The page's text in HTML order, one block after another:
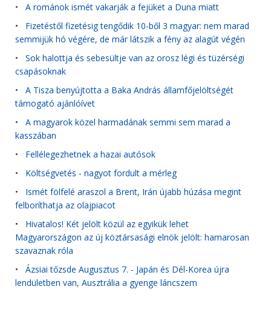
• A románok ismét vakarják a fejüket a Duna miatt
• Fizetéstől fizetésig tengődik 10-ből 3 magyar: nem marad
semmijük hó végére, de már látszik a fény az alagút végén
• Sok halottja és sebesültje van az orosz légi és tüzérségi
csapásoknak
• A Tisza benyújtotta a Baka András államfőjelöltségét
támogató ajánlóívet
• A magyarok közel harmadának semmi sem marad a
kasszában
• Fellélegezhetnek a hazai autósok
• Költségvetés - nagyot fordult a mérleg
• Ismét fölfelé araszol a Brent, Irán újabb húzása megint
felboríthatja az olajpiacot
• Hivatalos! Két jelölt közül az egyikük lehet
Magyarországon az új köztársasági elnök jelölt: hamarosan
szavaznak róla
• Ázsiai tőzsde Augusztus 7. - Japán és Dél-Korea újra
lendületben van, Ausztrália a gyenge láncszem